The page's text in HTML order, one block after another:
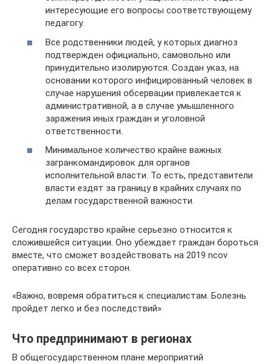
интересующие его вопросы соответствующему
педагогу.
Все родственники людей, у которых диагноз
подтвержден официально, самовольно или
принудительно изолируются. Создан указ, на
основании которого инфицированный человек в
случае нарушения обсервации привлекается к
административной, а в случае умышленного
заражения иных граждан и уголовной
ответственности.
Минимальное количество крайне важных
загранкомандировок для органов
исполнительной власти. То есть, представители
власти ездят за границу в крайних случаях по
делам государственной важности.
Сегодня государство крайне серьезно относится к
сложившейся ситуации. Оно убеждает граждан бороться
вместе, что сможет воздействовать на 2019 ncov
оперативно со всех сторон.
«Важно, вовремя обратиться к специалистам. Болезнь
пройдет легко и без последствий»
Что предпринимают в регионах
В общегосударственном плане мероприятий